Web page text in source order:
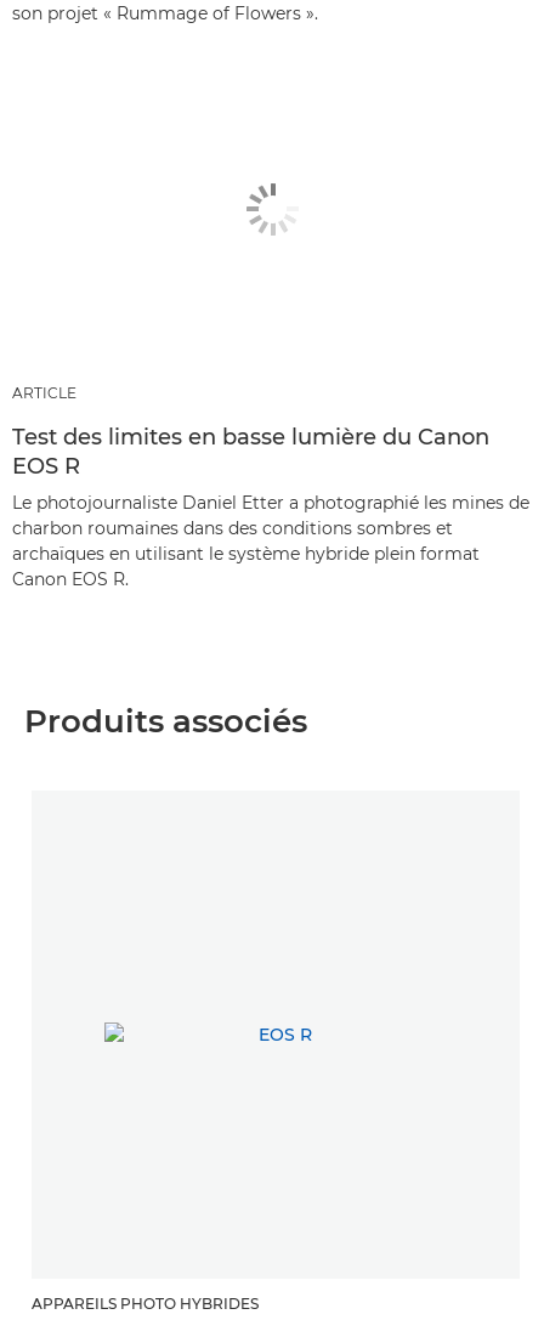
son projet « Rummage of Flowers ».
ARTICLE
Test des limites en basse lumière du Canon
EOS R
Le photojournaliste Daniel Etter a photographié les mines de
charbon roumaines dans des conditions sombres et
archaïques en utilisant le système hybride plein format
Canon EOS R.
Produits associés
APPAREILS PHOTO HYBRIDES